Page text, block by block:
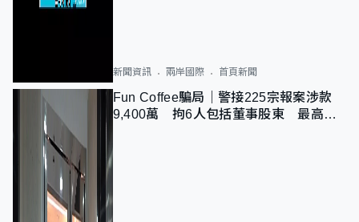
新聞資訊 兩岸國際 首頁新聞
Fun Coffee騙局｜警接225宗報案涉款
9,400萬 拘6人包括董事股東 最高金